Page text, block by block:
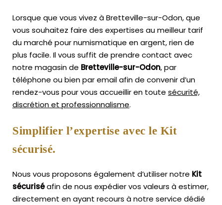
Lorsque que vous vivez à Bretteville-sur-Odon, que
vous souhaitez faire des expertises au meilleur tarif
du marché pour numismatique en argent, rien de
plus facile. Il vous suffit de prendre contact avec
notre magasin de Bretteville-sur-Odon, par
téléphone ou bien par email afin de convenir d’un
rendez-vous pour vous accueillir en toute sécurité,
discrétion et professionnalisme.
Simplifier l’expertise avec le Kit
sécurisé.
Nous vous proposons également d’utiliser notre Kit
sécuriséafin de nous expédier vos valeurs à estimer,
directement en ayant recours à notre service dédié